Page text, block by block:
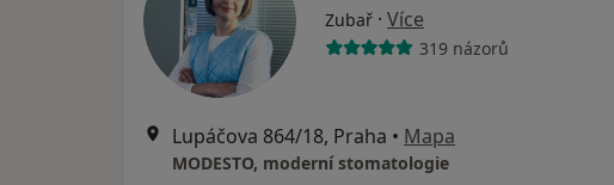
Zubař · Více
319 názorů
Lupáčova 864/18, Praha • Mapa
MODESTO, moderní stomatologie